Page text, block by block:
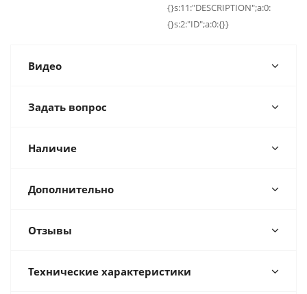
{}s:11:"DESCRIPTION";a:0:
{}s:2:"ID";a:0:{}}
Видео
Задать вопрос
Наличие
Дополнительно
Отзывы
Технические характеристики